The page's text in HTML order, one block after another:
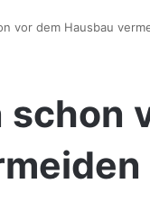
vor dem Hausbau